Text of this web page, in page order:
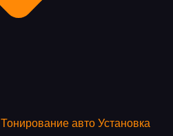
Тонирование авто Установка